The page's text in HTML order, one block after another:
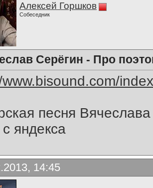
Алексей Горшков
Собеседник
Серёгин - Про
песня
яндекса
14:45